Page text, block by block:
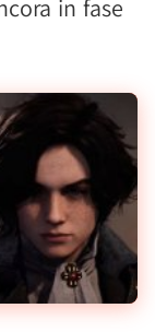
in fase